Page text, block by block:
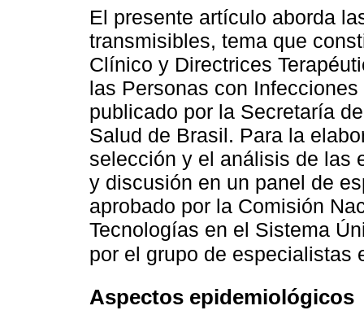
El presente artículo aborda
transmisibles, tema que
Clínico y Directrices
las Personas con
publicado por la Secretaría
Salud de Brasil. Para la
selección y el análisis de las
y discusión en un panel de
aprobado por la Comisión
Tecnologías en el Sistema
por el grupo de especialistas
Aspectos epidemiológicos